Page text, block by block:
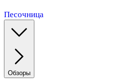
Песочница
Обзоры